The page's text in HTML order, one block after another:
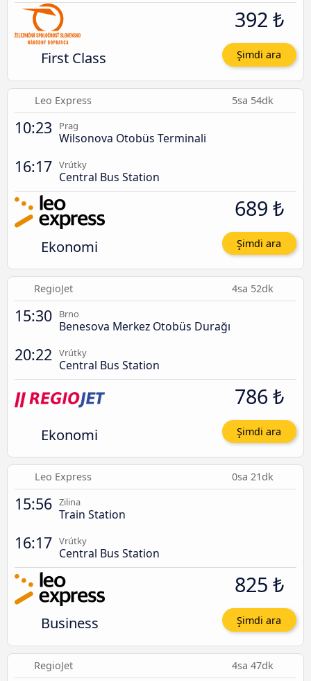
First Class
392 ₺
Şimdi ara
Leo Express 5sa 54dk
10:23 Prag
Wilsonova Otobüs Terminali
16:17 Vrútky
Central Bus Station
Ekonomi
689 ₺
Şimdi ara
RegioJet 4sa 52dk
15:30 Brno
Benesova Merkez Otobüs Durağı
20:22 Vrútky
Central Bus Station
Ekonomi
786 ₺
Şimdi ara
Leo Express 0sa 21dk
15:56 Zilina
Train Station
16:17 Vrútky
Central Bus Station
Business
825 ₺
Şimdi ara
RegioJet 4sa 47dk